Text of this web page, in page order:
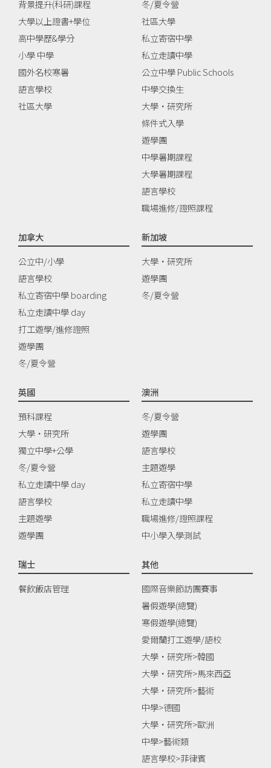
背景提升(科研)課程
大學以上證書+學位
高中學歷&學分
小學 中學
國外名校寒暑
語言學校
社區大學
冬/夏令營
社區大學
私立寄宿中學
私立走讀中學
公立中學 Public Schools
中學交換生
大學‧研究所
條件式入學
遊學團
中學暑期課程
大學暑期課程
語言學校
職場進修/證照課程
加拿大
公立中/小學
語言學校
私立寄宿中學 boarding
私立走讀中學 day
打工遊學/進修證照
遊學團
冬/夏令營
新加坡
大學‧研究所
遊學團
冬/夏令營
英國
預科課程
大學‧研究所
獨立中學+公學
冬/夏令營
私立走讀中學 day
語言學校
主題遊學
遊學團
澳洲
冬/夏令營
遊學團
語言學校
主題遊學
私立寄宿中學
私立走讀中學
職場進修/證照課程
中小學入學測試
瑞士
餐飲飯店管理
其他
國際音樂節訪團賽事
暑假遊學(總覽)
寒假遊學(總覽)
愛爾蘭打工遊學/語校
大學‧研究所>韓國
大學‧研究所>馬來西亞
大學‧研究所>藝術
中學>德國
大學‧研究所>歐洲
中學>藝術類
語言學校>菲律賓